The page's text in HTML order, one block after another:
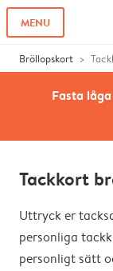
MENU
Bröllopskort
Fasta
Tackkort
Uttryck er
personliga
personligt sätt